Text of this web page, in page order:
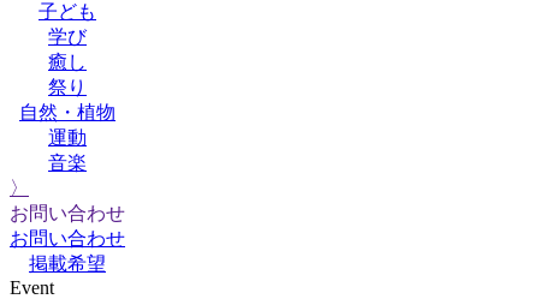
子ども
学び
癒し
祭り
自然・植物
運動
音楽
〉
お問い合わせ
お問い合わせ
掲載希望
Event